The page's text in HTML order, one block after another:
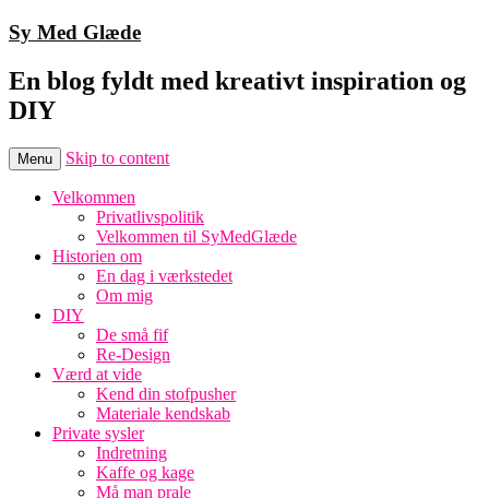
Sy Med Glæde
En blog fyldt med kreativt inspiration og
DIY
Menu Skip to content
Velkommen
Privatlivspolitik
Velkommen til SyMedGlæde
Historien om
En dag i værkstedet
Om mig
DIY
De små fif
Re-Design
Værd at vide
Kend din stofpusher
Materiale kendskab
Private sysler
Indretning
Kaffe og kage
Må man prale